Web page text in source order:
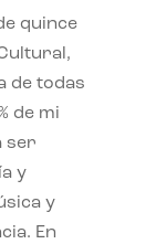
quince
de todas
de mi
ser
y
y
En